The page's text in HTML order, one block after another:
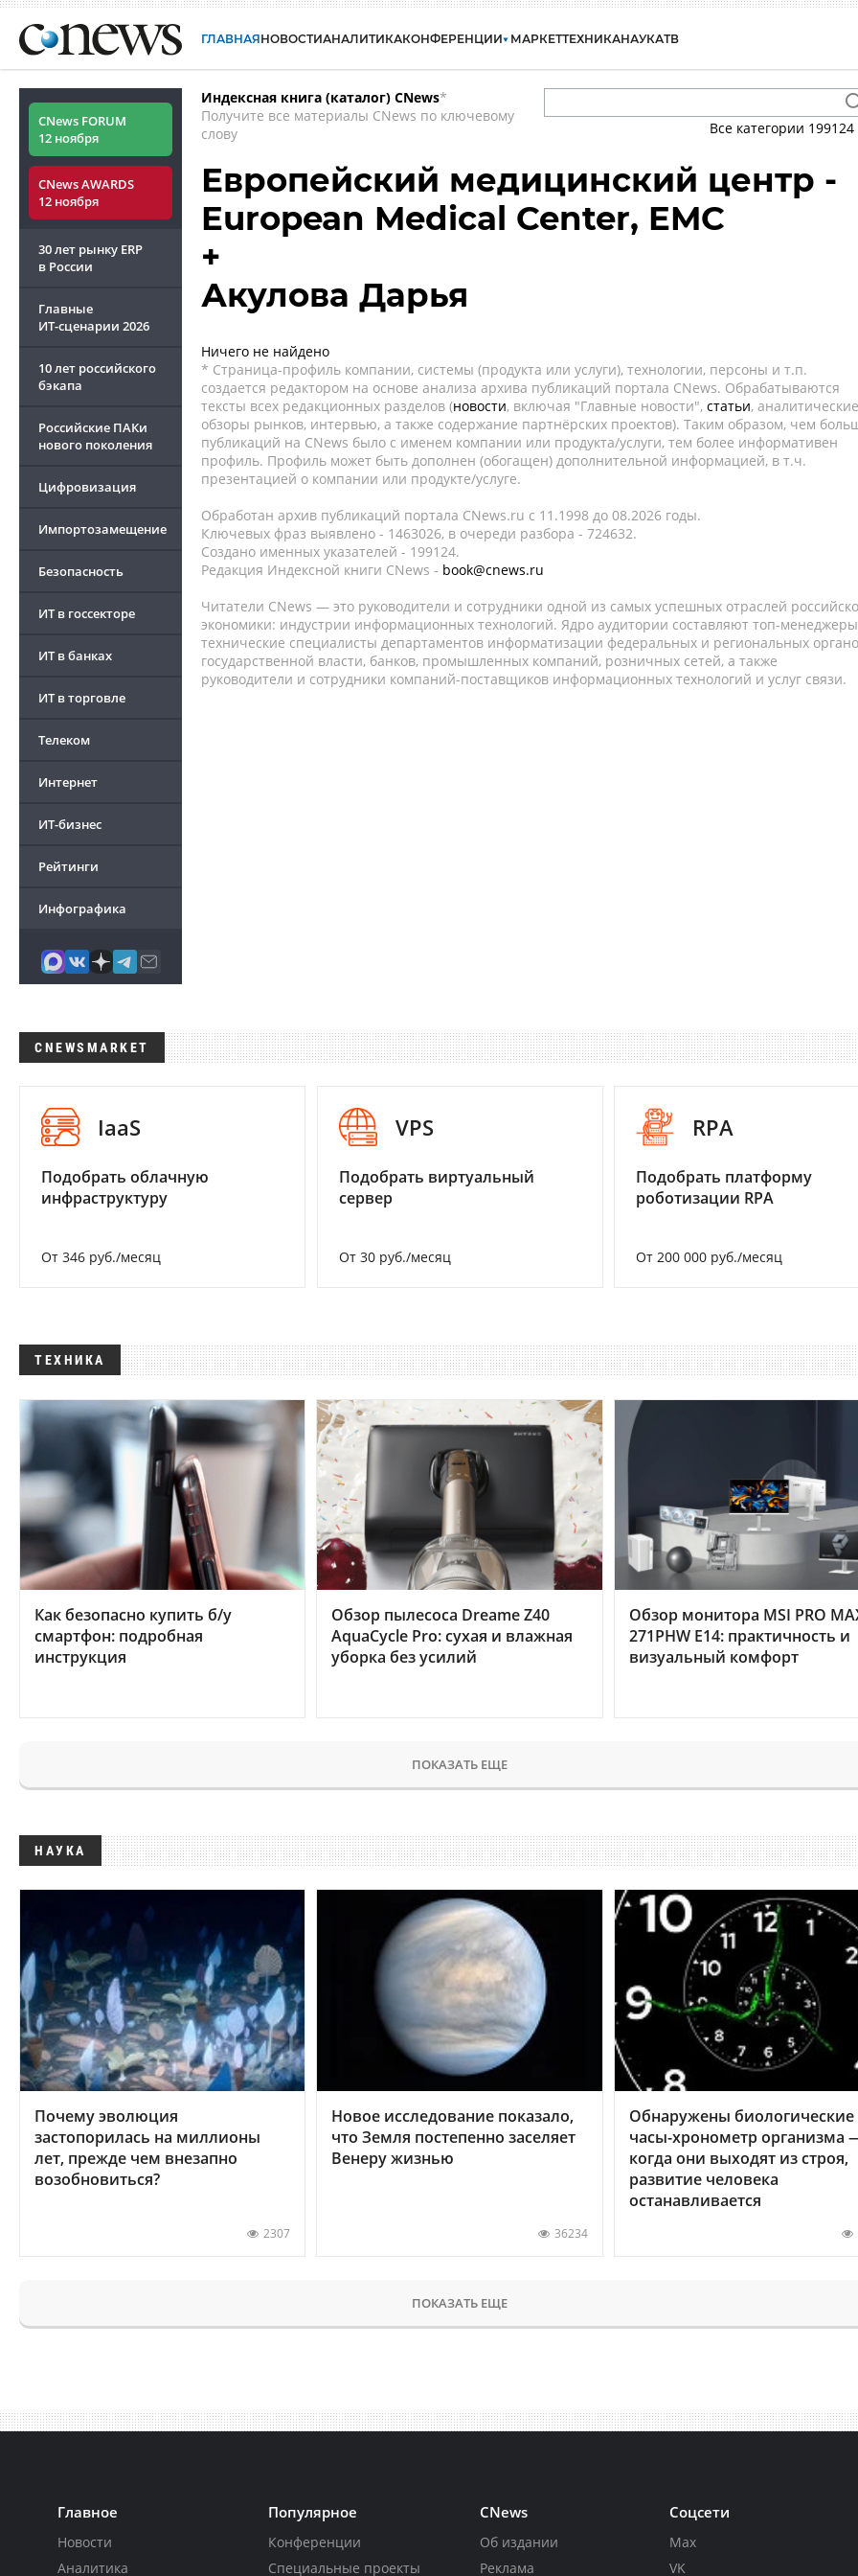
ГЛАВНАЯНОВОСТИАНАЛИТИКАКОНФЕРЕНЦИИ МАРКЕТТЕХНИКАНАУКАТВ
CNews FORUM
12 ноября
CNews AWARDS
12 ноября
30 лет рынку ERP
в России
Главные
ИТ-сценарии 2026
10 лет российского
бэкапа
Российские ПАКи
нового поколения
Цифровизация
Импортозамещение
Безопасность
ИТ в госсекторе
ИТ в банках
ИТ в торговле
Телеком
Интернет
ИТ-бизнес
Рейтинги
Инфографика
Индексная книга (каталог) CNews*
Получите все материалы CNews по ключевому
слову
Все категории 199124
Европейский медицинский центр -
European Medical Center, EMC
+
Акулова Дарья
Ничего не найдено
* Страница-профиль компании, системы (продукта или услуги), технологии, персоны и т.п.
создается редактором на основе анализа архива публикаций портала CNews. Обрабатываются
тексты всех редакционных разделов (новости, включая "Главные новости", статьи, аналитические
обзоры рынков, интервью, а также содержание партнёрских проектов). Таким образом, чем
публикаций на CNews было с именем компании или продукта/услуги, тем более информативен
профиль. Профиль может быть дополнен (обогащен) дополнительной информацией, в т.ч.
презентацией о компании или продукте/услуге.
Обработан архив публикаций портала CNews.ru c 11.1998 до 08.2026 годы.
Ключевых фраз выявлено - 1463026, в очереди разбора - 724632.
Создано именных указателей - 199124.
Редакция Индексной книги CNews - book@cnews.ru
Читатели CNews — это руководители и сотрудники одной из самых успешных отраслей
экономики: индустрии информационных технологий. Ядро аудитории составляют топ-
технические специалисты департаментов информатизации федеральных и региональных
государственной власти, банков, промышленных компаний, розничных сетей, а также
руководители и сотрудники компаний-поставщиков информационных технологий и услуг связи.
CNEWSMARKET
IaaS
Подобрать облачную
инфраструктуру
От 346 руб./месяц
VPS
Подобрать виртуальный
сервер
От 30 руб./месяц
RPA
Подобрать платформу
роботизации RPA
От 200 000 руб./месяц
ТЕХНИКА
Как безопасно купить б/у
смартфон: подробная
инструкция
Обзор пылесоса Dreame Z40
AquaCycle Pro: сухая и влажная
уборка без усилий
Обзор монитора MSI PRO
271PHW E14: практичность и
визуальный комфорт
ПОКАЗАТЬ ЕЩЕ
НАУКА
Почему эволюция
застопорилась на миллионы
лет, прежде чем внезапно
возобновиться?
2307
Новое исследование показало,
что Земля постепенно заселяет
Венеру жизнью
36234
Обнаружены биологические
часы-хронометр организма
когда они выходят из строя,
развитие человека
останавливается
ПОКАЗАТЬ ЕЩЕ
Главное
Новости
Аналитика
Популярное
Конференции
Специальные проекты
CNews
Об издании
Реклама
Соцсети
Max
VK